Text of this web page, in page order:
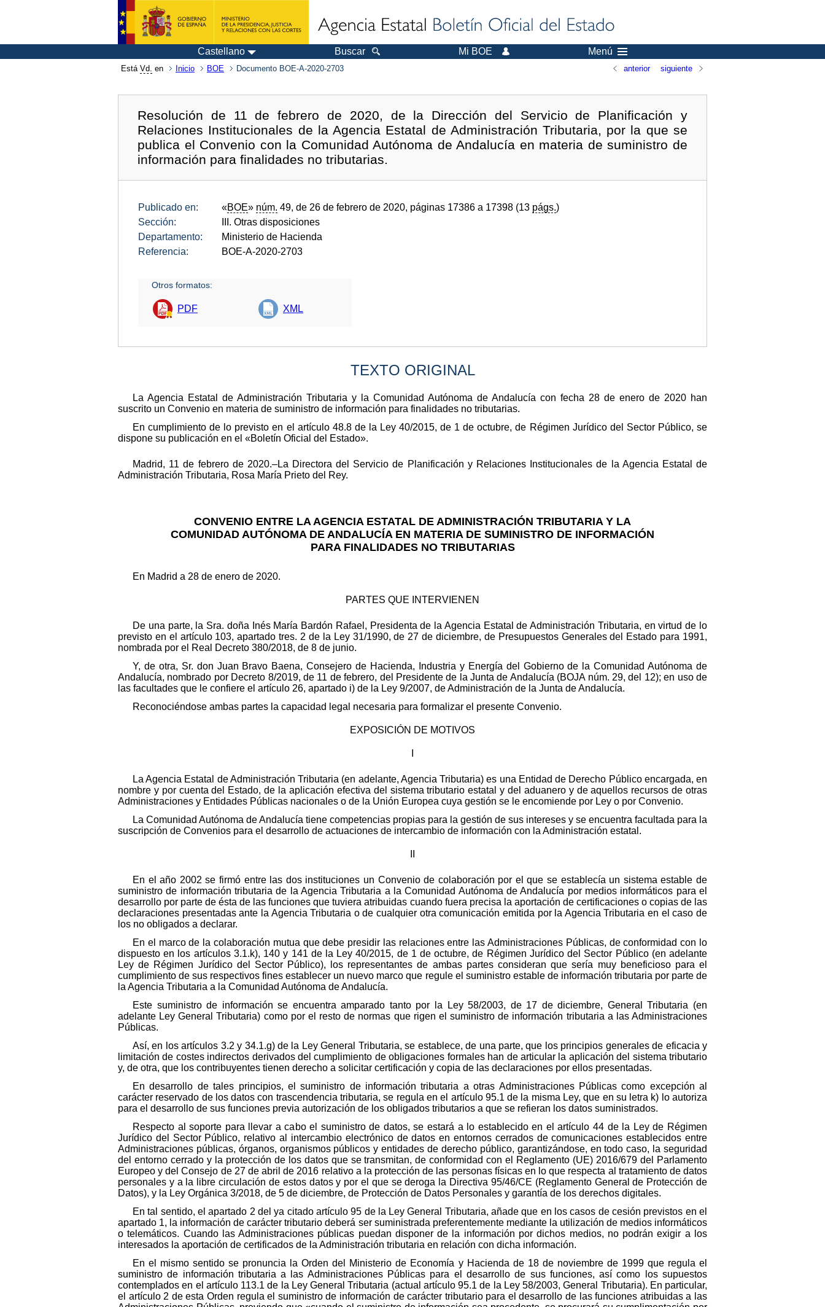
Castellano Buscar Mi BOE Menú
Está Vd. en Inicio BOE Documento BOE-A-2020-2703 anterior siguiente
Resolución de 11 de febrero de 2020, de la Dirección del Servicio de Planificación y
Relaciones Institucionales de la Agencia Estatal de Administración Tributaria, por la que se
publica el Convenio con la Comunidad Autónoma de Andalucía en materia de suministro de
información para finalidades no tributarias.
Publicado en: «BOE» núm. 49, de 26 de febrero de 2020, páginas 17386 a 17398 (13 págs.)
Sección:
III. Otras disposiciones
Departamento:
Ministerio de Hacienda
Referencia:
BOE-A-2020-2703
Otros formatos:
PDF XML
TEXTO ORIGINAL
La Agencia Estatal de Administración Tributaria y la Comunidad Autónoma de Andalucía con fecha 28 de enero de 2020 han
suscrito un Convenio en materia de suministro de información para finalidades no tributarias.
En cumplimiento de lo previsto en el artículo 48.8 de la Ley 40/2015, de 1 de octubre, de Régimen Jurídico del Sector Público, se
dispone su publicación en el «Boletín Oficial del Estado».
Madrid, 11 de febrero de 2020.–La Directora del Servicio de Planificación y Relaciones Institucionales de la Agencia Estatal de
Administración Tributaria, Rosa María Prieto del Rey.
CONVENIO ENTRE LA AGENCIA ESTATAL DE ADMINISTRACIÓN TRIBUTARIA Y LA
COMUNIDAD AUTÓNOMA DE ANDALUCÍA EN MATERIA DE SUMINISTRO DE INFORMACIÓN
PARA FINALIDADES NO TRIBUTARIAS
En Madrid a 28 de enero de 2020.
PARTES QUE INTERVIENEN
De una parte, la Sra. doña Inés María Bardón Rafael, Presidenta de la Agencia Estatal de Administración Tributaria, en virtud de lo
previsto en el artículo 103, apartado tres. 2 de la Ley 31/1990, de 27 de diciembre, de Presupuestos Generales del Estado para 1991,
nombrada por el Real Decreto 380/2018, de 8 de junio.
Y, de otra, Sr. don Juan Bravo Baena, Consejero de Hacienda, Industria y Energía del Gobierno de la Comunidad Autónoma de
Andalucía, nombrado por Decreto 8/2019, de 11 de febrero, del Presidente de la Junta de Andalucía (BOJA núm. 29, del 12); en uso de
las facultades que le confiere el artículo 26, apartado i) de la Ley 9/2007, de Administración de la Junta de Andalucía.
Reconociéndose ambas partes la capacidad legal necesaria para formalizar el presente Convenio.
EXPOSICIÓN DE MOTIVOS
La Agencia Estatal de Administración Tributaria (en adelante, Agencia Tributaria) es una Entidad de Derecho Público encargada, en
nombre y por cuenta del Estado, de la aplicación efectiva del sistema tributario estatal y del aduanero y de aquellos recursos de otras
Administraciones y Entidades Públicas nacionales o de la Unión Europea cuya gestión se le encomiende por Ley o por Convenio.
La Comunidad Autónoma de Andalucía tiene competencias propias para la gestión de sus intereses y se encuentra facultada para la
suscripción de Convenios para el desarrollo de actuaciones de intercambio de información con la Administración estatal.
En el año 2002 se firmó entre las dos instituciones un Convenio de colaboración por el que se establecía un sistema estable de
suministro de información tributaria de la Agencia Tributaria a la Comunidad Autónoma de Andalucía por medios informáticos para el
desarrollo por parte de ésta de las funciones que tuviera atribuidas cuando fuera precisa la aportación de certificaciones o copias de las
declaraciones presentadas ante la Agencia Tributaria o de cualquier otra comunicación emitida por la Agencia Tributaria en el caso de
los no obligados a declarar.
En el marco de la colaboración mutua que debe presidir las relaciones entre las Administraciones Públicas, de conformidad con lo
dispuesto en los artículos 3.1.k), 140 y 141 de la Ley 40/2015, de 1 de octubre, de Régimen Jurídico del Sector Público (en adelante
Ley de Régimen Jurídico del Sector Público), los representantes de ambas partes consideran que sería muy beneficioso para el
cumplimiento de sus respectivos fines establecer un nuevo marco que regule el suministro estable de información tributaria por parte de
la Agencia Tributaria a la Comunidad Autónoma de Andalucía.
Este suministro de información se encuentra amparado tanto por la Ley 58/2003, de 17 de diciembre, General Tributaria (en
adelante Ley General Tributaria) como por el resto de normas que rigen el suministro de información tributaria a las Administraciones
Públicas.
Así, en los artículos 3.2 y 34.1.g) de la Ley General Tributaria, se establece, de una parte, que los principios generales de eficacia y
limitación de costes indirectos derivados del cumplimiento de obligaciones formales han de articular la aplicación del sistema tributario
y, de otra, que los contribuyentes tienen derecho a solicitar certificación y copia de las declaraciones por ellos presentadas.
En desarrollo de tales principios, el suministro de información tributaria a otras Administraciones Públicas como excepción al
carácter reservado de los datos con trascendencia tributaria, se regula en el artículo 95.1 de la misma Ley, que en su letra k) lo autoriza
para el desarrollo de sus funciones previa autorización de los obligados tributarios a que se refieran los datos suministrados.
Respecto al soporte para llevar a cabo el suministro de datos, se estará a lo establecido en el artículo 44 de la Ley de Régimen
Jurídico del Sector Público, relativo al intercambio electrónico de datos en entornos cerrados de comunicaciones establecidos entre
Administraciones públicas, órganos, organismos públicos y entidades de derecho público, garantizándose, en todo caso, la seguridad
del entorno cerrado y la protección de los datos que se transmitan, de conformidad con el Reglamento (UE) 2016/679 del Parlamento
Europeo y del Consejo de 27 de abril de 2016 relativo a la protección de las personas físicas en lo que respecta al tratamiento de datos
personales y a la libre circulación de estos datos y por el que se deroga la Directiva 95/46/CE (Reglamento General de Protección de
Datos), y la Ley Orgánica 3/2018, de 5 de diciembre, de Protección de Datos Personales y garantía de los derechos digitales.
En tal sentido, el apartado 2 del ya citado artículo 95 de la Ley General Tributaria, añade que en los casos de cesión previstos en el
apartado 1, la información de carácter tributario deberá ser suministrada preferentemente mediante la utilización de medios informáticos
o telemáticos. Cuando las Administraciones públicas puedan disponer de la información por dichos medios, no podrán exigir a los
interesados la aportación de certificados de la Administración tributaria en relación con dicha información.
En el mismo sentido se pronuncia la Orden del Ministerio de Economía y Hacienda de 18 de noviembre de 1999 que regula el
suministro de información tributaria a las Administraciones Públicas para el desarrollo de sus funciones, así como los supuestos
contemplados en el artículo 113.1 de la Ley General Tributaria (actual artículo 95.1 de la Ley 58/2003, General Tributaria). En particular,
el artículo 2 de esta Orden regula el suministro de información de carácter tributario para el desarrollo de las funciones atribuidas a las